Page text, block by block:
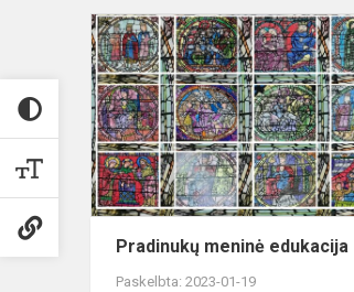
Pradinukų meninė edukacija
Paskelbta: 2023-01-19